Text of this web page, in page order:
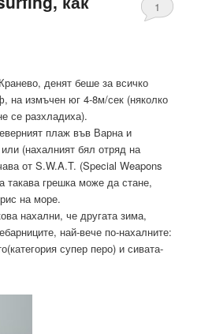
1
денят беше за всичко
на измъчен юг 4-8м/сек (няколко
се разхладиха).
плаж във Варна и
(нахалният бял отряд на
от S.W.A.T. (Special Weapons
такава грешка може да стане,
на море.
нахални, че другата зима,
най-вече по-нахалните:
супер перо) и сивата-